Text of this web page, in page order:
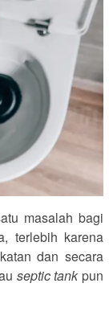
masalah bagi
terlebih karena
dan secara
septic tankpun